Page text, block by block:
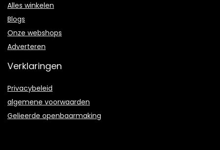
Alles winkelen
Blogs
Onze webshops
Adverteren
Verklaringen
Privacybeleid
algemene voorwaarden
Gelieerde openbaarmaking